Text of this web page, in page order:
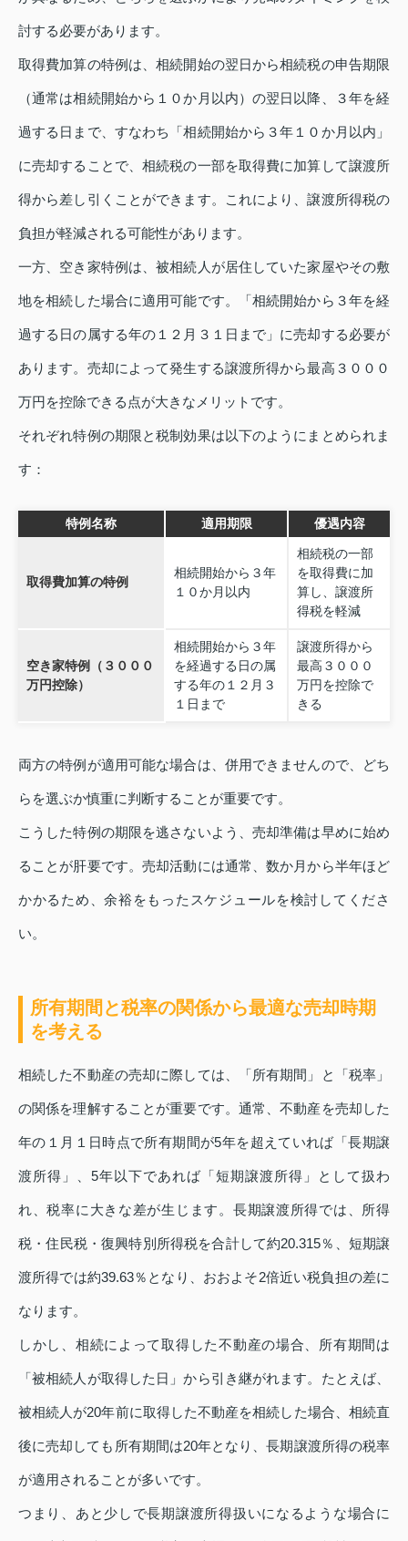
討する必要があります。
取得費加算の特例は、相続開始の翌日から相続税の申告期限
（通常は相続開始から１０か月以内）の翌日以降、３年を経
過する日まで、すなわち「相続開始から３年１０か月以内」
に売却することで、相続税の一部を取得費に加算して譲渡所
得から差し引くことができます。これにより、譲渡所得税の
負担が軽減される可能性があります。
一方、空き家特例は、被相続人が居住していた家屋やその敷
地を相続した場合に適用可能です。「相続開始から３年を経
過する日の属する年の１２月３１日まで」に売却する必要が
あります。売却によって発生する譲渡所得から最高３０００
万円を控除できる点が大きなメリットです。
それぞれ特例の期限と税制効果は以下のようにまとめられま
す：
特例名称 適用期限 優遇内容
取得費加算の特例
相続開始から３年
１０か月以内
相続税の一部
を取得費に加
算し、譲渡所
得税を軽減
空き家特例（３０００
万円控除）
相続開始から３年
を経過する日の属
する年の１２月３
１日まで
譲渡所得から
最高３０００
万円を控除で
きる
両方の特例が適用可能な場合は、併用できませんので、どち
らを選ぶか慎重に判断することが重要です。
こうした特例の期限を逃さないよう、売却準備は早めに始め
ることが肝要です。売却活動には通常、数か月から半年ほど
かかるため、余裕をもったスケジュールを検討してくださ
い。
所有期間と税率の関係から最適な売却時期
を考える
相続した不動産の売却に際しては、「所有期間」と「税率」
の関係を理解することが重要です。通常、不動産を売却した
年の１月１日時点で所有期間が5年を超えていれば「長期譲
渡所得」、5年以下であれば「短期譲渡所得」として扱わ
れ、税率に大きな差が生じます。長期譲渡所得では、所得
税・住民税・復興特別所得税を合計して約20.315％、短期譲
渡所得では約39.63％となり、おおよそ2倍近い税負担の差に
なります。
しかし、相続によって取得した不動産の場合、所有期間は
「被相続人が取得した日」から引き継がれます。たとえば、
被相続人が20年前に取得した不動産を相続した場合、相続直
後に売却しても所有期間は20年となり、長期譲渡所得の税率
が適用されることが多いです。
つまり、あと少しで長期譲渡所得扱いになるような場合に